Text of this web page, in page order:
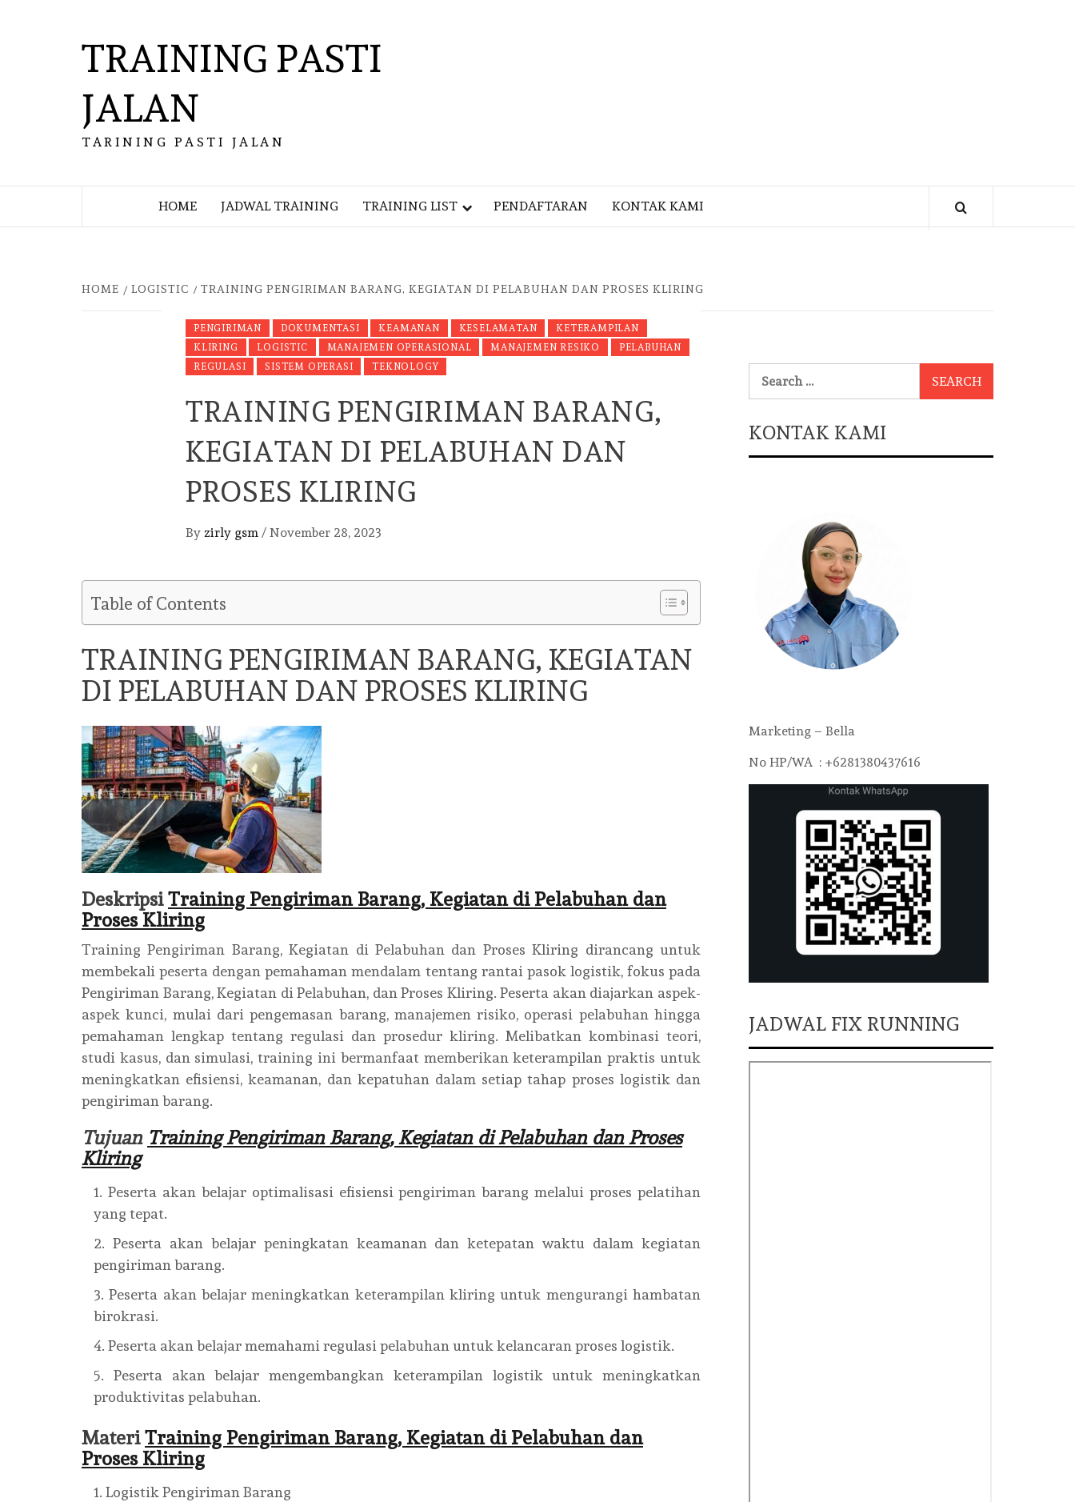
TRAINING PASTI
JALAN
TARINING PASTI JALAN
HOME JADWAL TRAINING TRAINING LIST PENDAFTARAN KONTAK KAMI
HOME LOGISTIC TRAINING PENGIRIMAN BARANG, KEGIATAN DI PELABUHAN DAN PROSES KLIRING
PENGIRIMAN DOKUMENTASI KEAMANAN KESELAMATAN
KETERAMPILAN
KLIRING
LOGISTIC MANAJEMEN OPERASIONAL MANAJEMEN RESIKO
PELABUHAN
REGULASI
SISTEM OPERASI TEKNOLOGY
TRAINING PENGIRIMAN BARANG,
KEGIATAN DI PELABUHAN DAN
PROSES KLIRING
By zirly gsm / November 28, 2023
Table of Contents
TRAINING PENGIRIMAN BARANG, KEGIATAN
DI PELABUHAN DAN PROSES KLIRING
DeskripsiTraining Pengiriman Barang, Kegiatan di Pelabuhan dan
Proses Kliring
Training Pengiriman Barang, Kegiatan di Pelabuhan dan Proses Kliring dirancang untuk
membekali peserta dengan pemahaman mendalam tentang rantai pasok logistik, fokus pada
Pengiriman Barang, Kegiatan di Pelabuhan, dan Proses Kliring. Peserta akan diajarkan aspek-
aspek kunci, mulai dari pengemasan barang, manajemen risiko, operasi pelabuhan hingga
pemahaman lengkap tentang regulasi dan prosedur kliring. Melibatkan kombinasi teori,
studi kasus, dan simulasi, training ini bermanfaat memberikan keterampilan praktis untuk
meningkatkan efisiensi, keamanan, dan kepatuhan dalam setiap tahap proses logistik dan
pengiriman barang.
Tujuan Training Pengiriman Barang, Kegiatan di Pelabuhan dan Proses
Kliring
Peserta akan belajar optimalisasi efisiensi pengiriman barang melalui proses pelatihan
yang tepat.
Peserta akan belajar peningkatan keamanan dan ketepatan waktu dalam kegiatan
pengiriman barang.
Peserta akan belajar meningkatkan keterampilan kliring untuk mengurangi hambatan
birokrasi.
Peserta akan belajar memahami regulasi pelabuhan untuk kelancaran proses logistik.
Peserta akan belajar mengembangkan keterampilan logistik untuk meningkatkan
produktivitas pelabuhan.
MateriTraining Pengiriman Barang, Kegiatan di Pelabuhan dan
Proses Kliring
Logistik Pengiriman Barang
for:
KONTAK KAMI
Marketing – Bella
No HP/WA : +6281380437616
JADWAL FIX RUNNING